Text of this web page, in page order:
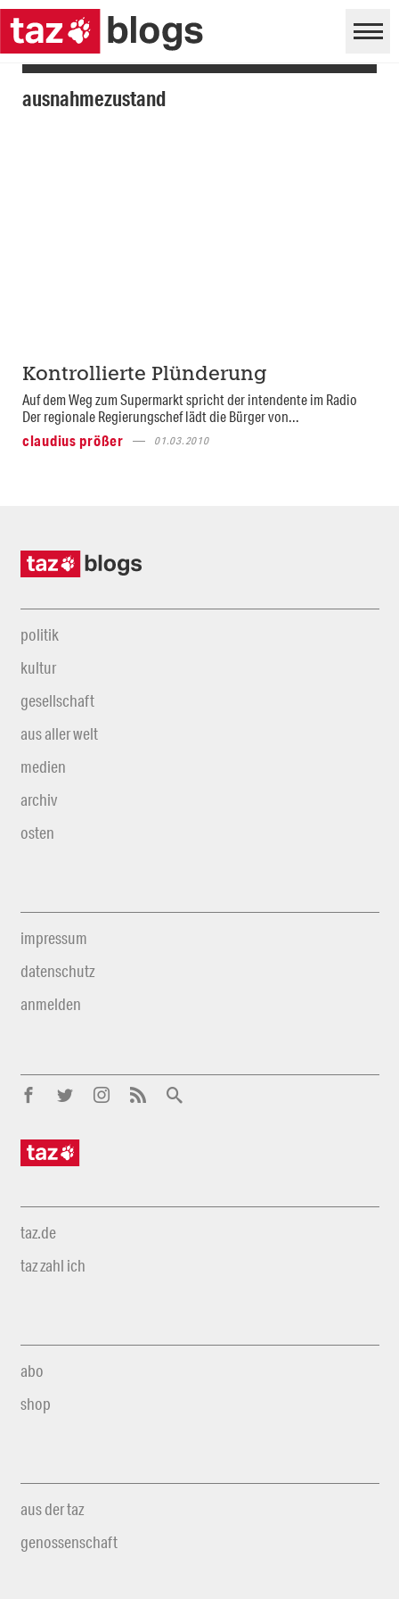
ausnahmezustand
Kontrollierte Plünderung
Auf dem Weg zum Supermarkt spricht der intendente im Radio
Der regionale Regierungschef lädt die Bürger von...
claudius prößer
01.03.2010
politik
kultur
gesellschaft
aus aller welt
medien
archiv
osten
impressum
datenschutz
anmelden
taz.de
taz zahl ich
abo
shop
aus der taz
genossenschaft